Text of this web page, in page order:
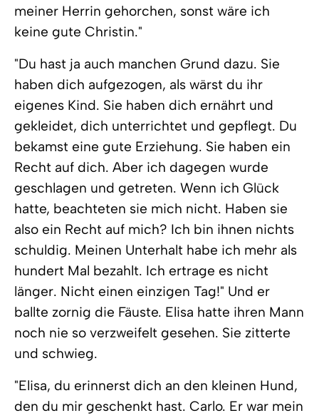
meiner Herrin gehorchen, sonst wäre ich
keine gute Christin."
"Du hast ja auch manchen Grund dazu. Sie
haben dich aufgezogen, als wärst du ihr
eigenes Kind. Sie haben dich ernährt und
gekleidet, dich unterrichtet und gepflegt. Du
bekamst eine gute Erziehung. Sie haben ein
Recht auf dich. Aber ich dagegen wurde
geschlagen und getreten. Wenn ich Glück
hatte, beachteten sie mich nicht. Haben sie
also ein Recht auf mich? Ich bin ihnen nichts
schuldig. Meinen Unterhalt habe ich mehr als
hundert Mal bezahlt. Ich ertrage es nicht
länger. Nicht einen einzigen Tag!" Und er
ballte zornig die Fäuste. Elisa hatte ihren Mann
noch nie so verzweifelt gesehen. Sie zitterte
und schwieg.
"Elisa, du erinnerst dich an den kleinen Hund,
den du mir geschenkt hast. Carlo. Er war mein